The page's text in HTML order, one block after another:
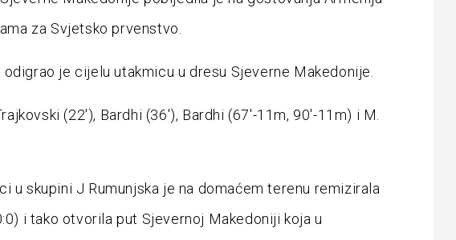
za Svjetsko prvenstvo.
odigrao je cijelu utakmicu u dresu Sjeverne Makedonije.
(22′), Bardhi (36′), Bardhi (67′-11m, 90′-11m) i M.
u skupini J Rumunjska je na domaćem terenu remizirala
i tako otvorila put Sjevernoj Makedoniji koja u